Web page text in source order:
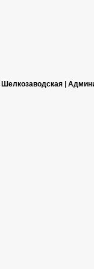
Шелкозаводская |